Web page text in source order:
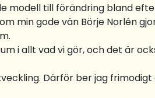
modell till förändring bland
min gode vän Börje Norlén
i allt vad vi gör, och det är
Därför ber jag